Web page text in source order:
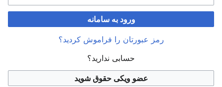
ورود به سامانه
رمز عبورتان را فراموش کردید؟
حسابی ندارید؟
عضو ویکی حقوق شوید